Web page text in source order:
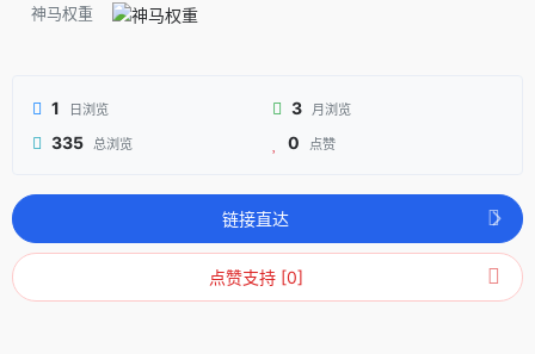
神马权重
1 日浏览 3 月浏览
335 总浏览 0 点赞
链接直达
点赞支持 [0]